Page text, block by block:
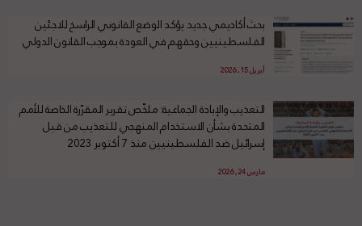
بحث أكاديمي جديد يؤكد الوضع القانوني الراسخ للاجئين
الفلسطينيين وحقهم في العودة بموجب القانون الدولي
أبريل 15, 2026
التعذيب والإبادة الجماعية: ملخّص تقرير المقرّرة الخاصة للأمم
المتحدة بشأن الاستخدام المنهجي للتعذيب من قبل
إسرائيل ضد الفلسطينيين منذ 7 أكتوبر 2023
مارس 24, 2026